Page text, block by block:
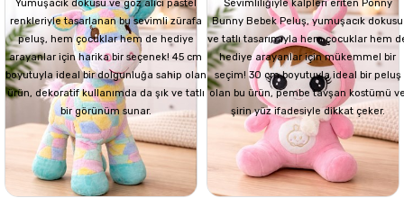
Yumuşacık dokusu ve göz alıcı pastel
renkleriyle tasarlanan bu sevimli zürafa
peluş, hem çocuklar hem de hediye
arayanlar için harika bir seçenek! 45 cm
boyutuyla ideal bir dolgunluğa sahip olan
ürün, dekoratif kullanımda da şık ve tatlı
bir görünüm sunar.
Sevimliliğiyle kalpleri eriten Ponny
Bunny Bebek Peluş, yumuşacık dokusu
ve tatlı tasarımıyla hem çocuklar hem
hediye arayanlar için mükemmel bir
seçim! 30 cm boyutuyla ideal bir peluş
olan bu ürün, pembe tavşan kostümü
şirin yüz ifadesiyle dikkat çeker.